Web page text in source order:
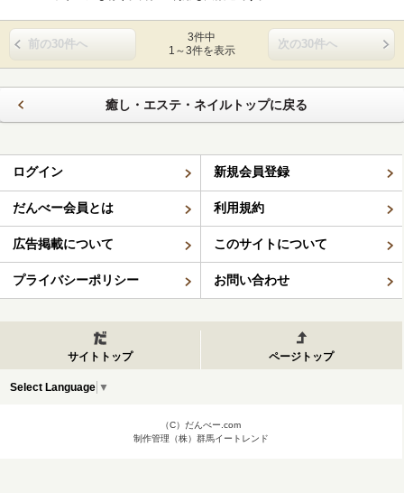
前の30件へ
3件中
1～3件を表示
次の30件へ
癒し・エステ・ネイルトップに戻る
ログイン 新規会員登録
だんべー会員とは 利用規約
広告掲載について このサイトについて
プライバシーポリシー お問い合わせ
サイトトップ ページトップ
Select Language ▼
（C）だんべー.com
制作管理（株）群馬イートレンド